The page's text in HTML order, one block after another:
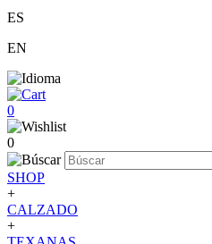
ES
EN
0
0
SHOP
+
CALZADO
+